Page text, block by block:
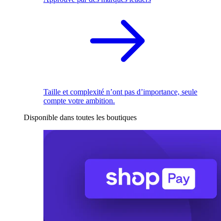
Taille et complexité n’ont pas d’importance, seule
compte votre ambition.
Disponible dans toutes les boutiques